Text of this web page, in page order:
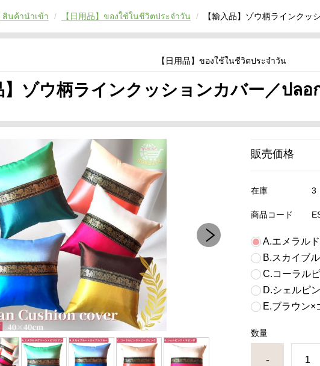
สินค้านำเข้า 【日用品】ของใช้ในชีวิตประจำวัน 【輸入品】ゾウ柄ラインク
【日用品】ของใช้ในชีวิตประจำวัน
】ゾウ柄ラインクッションカバー／ป
販売価格
在庫 3
商品コード
A.エメラル
B.スカイブ
C.コーラル
D.シェルピ
E.ブラウン
数量
-